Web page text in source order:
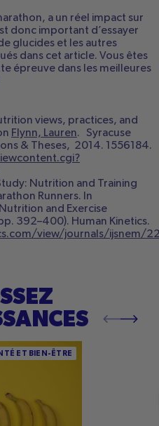
a un réel impact sur
donc important d’essayer
glucides et les autres
dans cet article. Vous êtes
épreuve dans les meilleures
views, practices, and
Flynn, Lauren. Syracuse
& Theses, 2014. 1556184.
Nutrition and Training
Runners. In
and Exercise
392–400). Human Kinetics.
view/journals/ijsnem/
ET BIEN-ÊTRE